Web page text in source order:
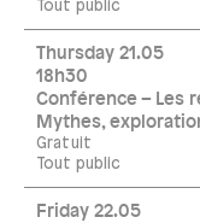
Tout public
Thursday 21.05
18h30
Conférence – Les
Mythes,
Gratuit
Tout public
Friday 22.05